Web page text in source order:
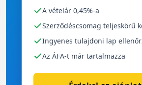
A vételár 0,45%-a
Szerződéscsomag teljeskörű
Ingyenes tulajdoni lap
Az ÁFA-t már tartalmazza